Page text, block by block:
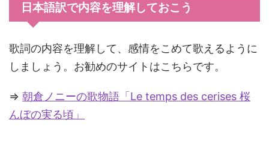
日本語訳で内容を理解しておこう
歌詞の内容を理解して、感情をこめて歌えるように
しましょう。お勧めのサイトはこちらです。
⇒ 朝倉ノニーの歌物語「Le temps des cerises 桜
んぼの実る頃」